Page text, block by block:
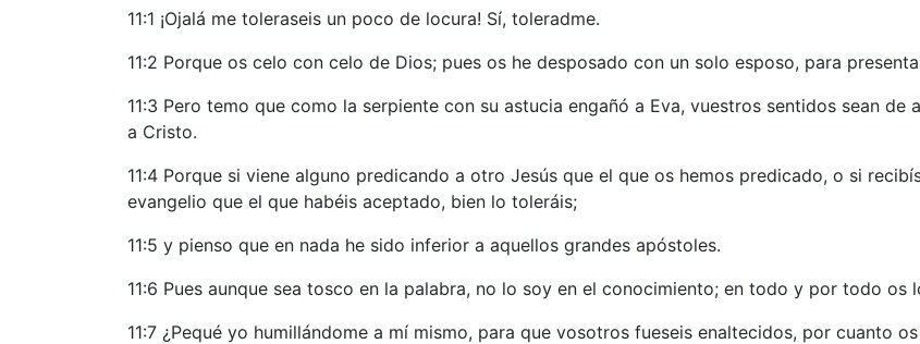
11:1 ¡Ojalá me toleraseis un poco de locura! Sí, toleradme.
11:2 Porque os celo con celo de Dios; pues os he desposado con un solo esposo, para
11:3 Pero temo que como la serpiente con su astucia engañó a Eva, vuestros sentidos sean
a Cristo.
11:4 Porque si viene alguno predicando a otro Jesús que el que os hemos predicado, o si
evangelio que el que habéis aceptado, bien lo toleráis;
11:5 y pienso que en nada he sido inferior a aquellos grandes apóstoles.
11:6 Pues aunque sea tosco en la palabra, no lo soy en el conocimiento; en todo y por todo os
11:7 ¿Pequé yo humillándome a mí mismo, para que vosotros fueseis enaltecidos, por cuanto